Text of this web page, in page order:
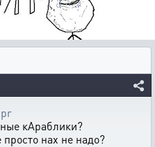
кАраблики?
нах не надо?